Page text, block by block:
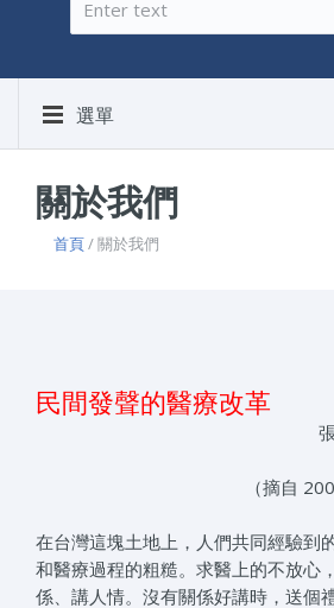
搜尋表單
選單
關於我們
首頁/ 關於我們
民間發聲的醫療改革
張苙雲（創
（摘自
在台灣這塊土地上，人們共同經驗到
和醫療過程的粗糙。求醫上的不放心
係、講人情。沒有關係好講時，送個